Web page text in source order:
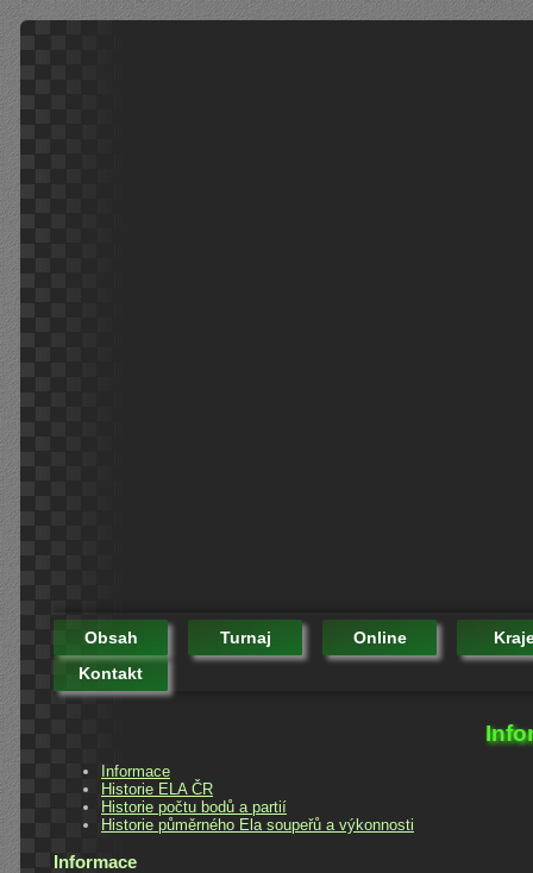
Obsah Turnaj Online
Kontakt
Informace
Historie ELA ČR
Historie počtu bodů a partií
Historie půměrného Ela soupeřů a výkonnosti
Informace